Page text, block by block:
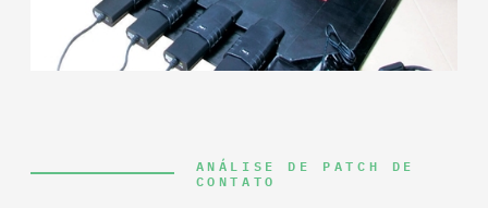
ANÁLISE DE PATCH DE
CONTATO